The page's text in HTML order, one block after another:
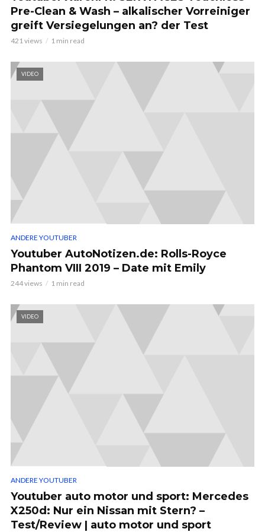
Pre-Clean & Wash – alkalischer Vorreiniger
greift Versiegelungen an? der Test
421 views 1 min read
VIDEO
ANDERE YOUTUBER
Youtuber AutoNotizen.de: Rolls-Royce
Phantom VIII 2019 – Date mit Emily
244 views 1 min read
VIDEO
ANDERE YOUTUBER
Youtuber auto motor und sport: Mercedes
X250d: Nur ein Nissan mit Stern? –
Test/Review | auto motor und sport